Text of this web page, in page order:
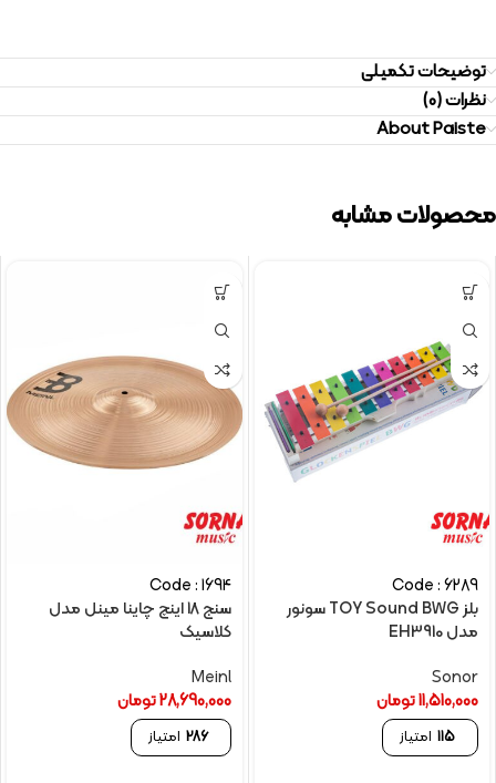
توضیحات تکمیلی
نظرات (0)
About Paiste
محصولات مشابه
Code : 6289
بلز TOY Sound BWG سونور
مدل EH3910
Sonor
11,510,000تومان
115 امتیاز
Code : 1694
سنج 18 اینچ چاینا مینل مدل
کلاسیک
Meinl
28,690,000تومان
286 امتیاز